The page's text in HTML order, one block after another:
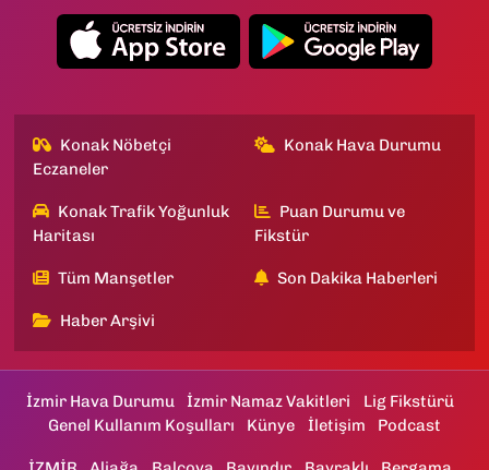
Konak Nöbetçi
Eczaneler
Konak Hava Durumu
Konak Trafik Yoğunluk
Haritası
Puan Durumu ve
Fikstür
Tüm Manşetler Son Dakika Haberleri
Haber Arşivi
İzmir Hava Durumu İzmir Namaz Vakitleri
Lig Fikstürü
Genel Kullanım Koşulları
Künye İletişim Podcast